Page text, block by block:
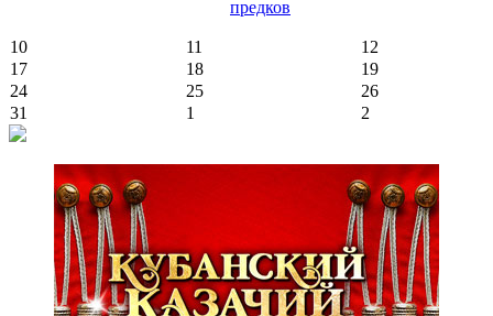
предков
10 11
12
17
18
19
24
25
26
31
1 2